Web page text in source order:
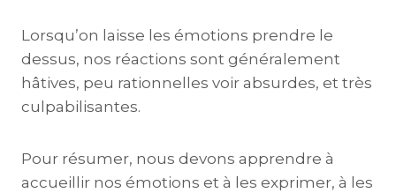
Lorsqu’on laisse les émotions prendre le
dessus, nos réactions sont généralement
hâtives, peu rationnelles voir absurdes, et très
culpabilisantes.
Pour résumer, nous devons apprendre à
accueillir nos émotions et à les exprimer, à les